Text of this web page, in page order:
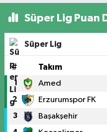
Süper Lig Puan
Süper Lig
# Takım
1 Amed
2 Erzurumspor FK
3 Başakşehir